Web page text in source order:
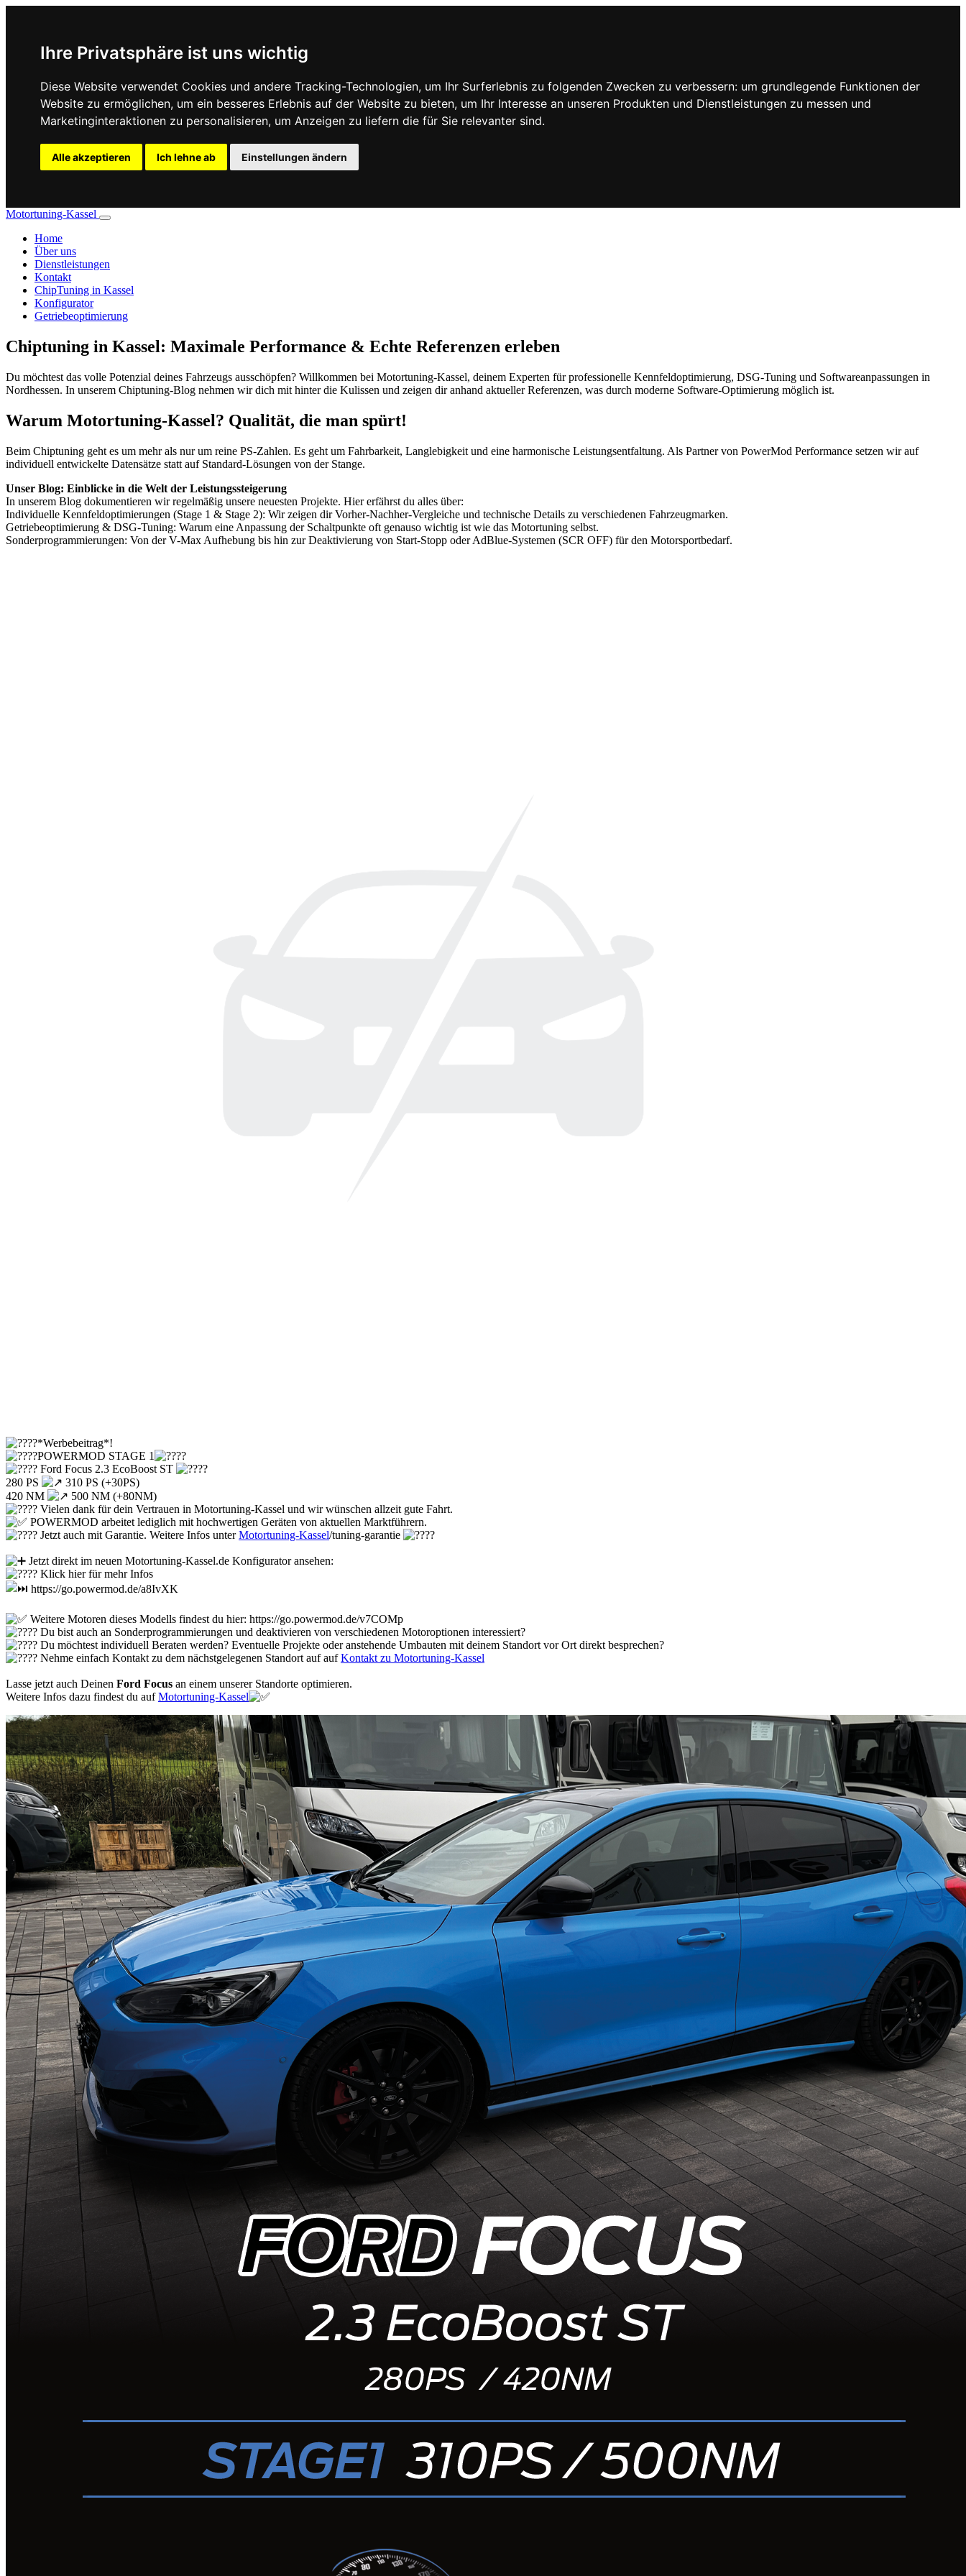
Ihre Privatsphäre ist uns wichtig
Diese Website verwendet Cookies und andere Tracking-Technologien, um Ihr Surferlebnis zu folgenden Zwecken zu verbessern: um grundlegende Funktionen der
Website zu ermöglichen, um ein besseres Erlebnis auf der Website zu bieten, um Ihr Interesse an unseren Produkten und Dienstleistungen zu messen und
Marketinginteraktionen zu personalisieren, um Anzeigen zu liefern die für Sie relevanter sind.
Alle akzeptieren Ich lehne ab Einstellungen ändern
Motortuning-Kassel
Home
Über uns
Dienstleistungen
Kontakt
ChipTuning in Kassel
Konfigurator
Getriebeoptimierung
Chiptuning in Kassel: Maximale Performance & Echte Referenzen erleben
Du möchtest das volle Potenzial deines Fahrzeugs ausschöpfen? Willkommen bei Motortuning-Kassel, deinem Experten für professionelle Kennfeldoptimierung, DSG-Tuning und Softwareanpassungen in
Nordhessen. In unserem Chiptuning-Blog nehmen wir dich mit hinter die Kulissen und zeigen dir anhand aktueller Referenzen, was durch moderne Software-Optimierung möglich ist.
Warum Motortuning-Kassel? Qualität, die man spürt!
Beim Chiptuning geht es um mehr als nur um reine PS-Zahlen. Es geht um Fahrbarkeit, Langlebigkeit und eine harmonische Leistungsentfaltung. Als Partner von PowerMod Performance setzen wir auf
individuell entwickelte Datensätze statt auf Standard-Lösungen von der Stange.
Unser Blog: Einblicke in die Welt der Leistungssteigerung
In unserem Blog dokumentieren wir regelmäßig unsere neuesten Projekte. Hier erfährst du alles über:
Individuelle Kennfeldoptimierungen (Stage 1 & Stage 2): Wir zeigen dir Vorher-Nachher-Vergleiche und technische Details zu verschiedenen Fahrzeugmarken.
Getriebeoptimierung & DSG-Tuning: Warum eine Anpassung der Schaltpunkte oft genauso wichtig ist wie das Motortuning selbst.
Sonderprogrammierungen: Von der V-Max Aufhebung bis hin zur Deaktivierung von Start-Stopp oder AdBlue-Systemen (SCR OFF) für den Motorsportbedarf.
*Werbebeitrag*!
POWERMOD STAGE 1
Ford Focus 2.3 EcoBoost ST
280 PS
310 PS (+30PS)
420 NM
500 NM (+80NM)
Vielen dank für dein Vertrauen in Motortuning-Kassel und wir wünschen allzeit gute Fahrt.
POWERMOD arbeitet lediglich mit hochwertigen Geräten von aktuellen Marktführern.
Jetzt auch mit Garantie. Weitere Infos unterMotortuning-Kassel/tuning-garantie
Jetzt direkt im neuen Motortuning-Kassel.de Konfigurator ansehen:
Klick hier für mehr Infos
https://go.powermod.de/a8IvXK
Weitere Motoren dieses Modells findest du hier: https://go.powermod.de/v7COMp
Du bist auch an Sonderprogrammierungen und deaktivieren von verschiedenen Motoroptionen interessiert?
Du möchtest individuell Beraten werden? Eventuelle Projekte oder anstehende Umbauten mit deinem Standort vor Ort direkt besprechen?
Nehme einfach Kontakt zu dem nächstgelegenen Standort auf aufKontakt zu Motortuning-Kassel
Lasse jetzt auch Deinen Ford Focus an einem unserer Standorte optimieren.
Weitere Infos dazu findest du aufMotortuning-Kassel